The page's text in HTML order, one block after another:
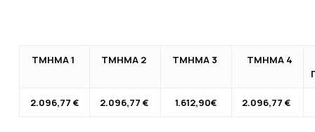
ΤΜΗΜΑ 1 ΤΜΗΜΑ 2 ΤΜΗΜΑ 3
ΤΜΗΜΑ 4
2.096,77 € 2.096,77 € 1.612,90€ 2.096,77€